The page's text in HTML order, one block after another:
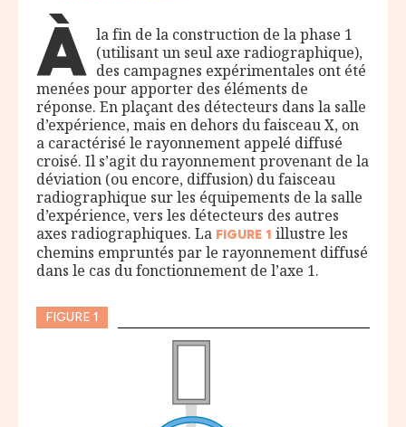
À la fin de la construction de la phase 1
(utilisant un seul axe radiographique),
des campagnes expérimentales ont été
menées pour apporter des éléments de
réponse. En plaçant des détecteurs dans la salle
d’expérience, mais en dehors du faisceau X, on
a caractérisé le rayonnement appelé diffusé
croisé. Il s’agit du rayonnement provenant de la
déviation (ou encore, diffusion) du faisceau
radiographique sur les équipements de la salle
d’expérience, vers les détecteurs des autres
axes radiographiques. La FIGURE 1 illustre les
chemins empruntés par le rayonnement diffusé
dans le cas du fonctionnement de l’axe 1.
FIGURE 1